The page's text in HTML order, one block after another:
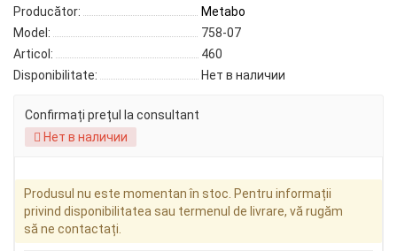
Producător:
Metabo
Model:
758-07
Articol:
460
Disponibilitate:
Нет в наличии
Confirmați prețul la consultant
Нет в наличии
Produsul nu este momentan în stoc. Pentru informații
privind disponibilitatea sau termenul de livrare, vă rugăm
să ne contactați.